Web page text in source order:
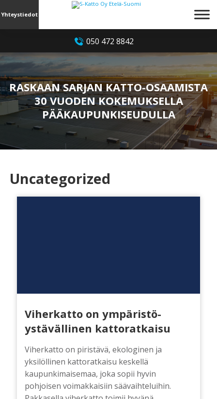
Yhteystiedot
050 472 8842
RASKAAN SARJAN KATTO-OSAAMISTA
30 VUODEN KOKEMUKSELLA
PÄÄKAUPUNKISEUDULLA
Uncategorized
Viherkatto on ympäristö­
ystävällinen kattoratkaisu
Viherkatto on piristävä, ekologinen ja
yksilöllinen kattoratkaisu keskellä
kaupunkimaisemaa, joka sopii hyvin
pohjoisen voimakkaisiin säävaihteluihin.